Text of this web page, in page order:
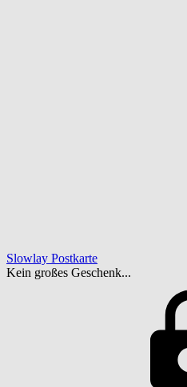
Slowlay Postkarte
Kein großes Geschenk...